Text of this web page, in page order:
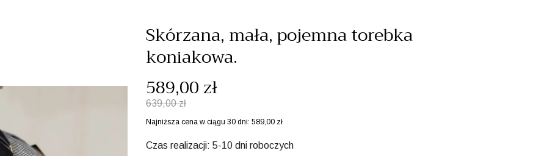
Skórzana, mała, pojemna torebka
koniakowa.
589,00 zł
639,00 zł
Najniższa cena w ciągu 30 dni: 589,00 zł
Czas realizacji: 5-10 dni roboczych